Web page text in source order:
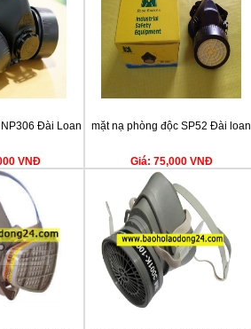
Đài Loan
VNĐ
mặt nạ phòng độc SP52 Đài loan
Giá: 75,000 VNĐ